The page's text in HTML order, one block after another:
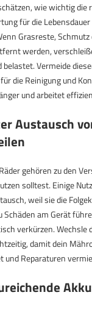
wie wichtig die
für die
Grasreste,
werden,
Vermeide
die Reinigung und
und arbeitet
Austausch
gehören zu den
solltest. Einige
weil sie die
Schäden am Gerät
verkürzen. Wechsle
damit dein
und Reparaturen